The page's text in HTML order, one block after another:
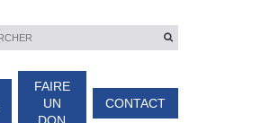
FAIRE
UN
CONTACT